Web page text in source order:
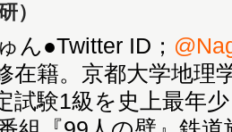
）
ん●Twitter ID；
在籍。京都大学地理
試験1級を史上最年